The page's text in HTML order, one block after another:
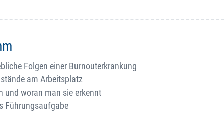
Folgen einer Burnouterkrankung
am Arbeitsplatz
und woran man sie erkennt
Führungsaufgabe